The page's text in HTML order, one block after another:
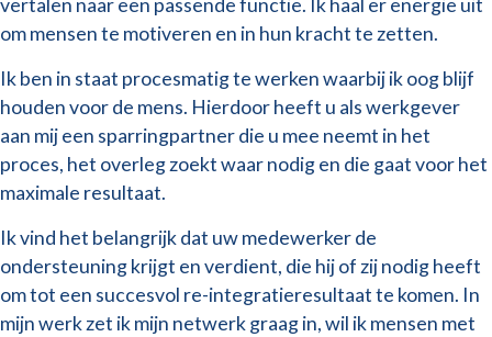
om mensen te motiveren en in hun kracht te zetten.
Ik ben in staat procesmatig te werken waarbij ik oog blijf
houden voor de mens. Hierdoor heeft u als werkgever
aan mij een sparringpartner die u mee neemt in het
proces, het overleg zoekt waar nodig en die gaat voor het
maximale resultaat.
Ik vind het belangrijk dat uw medewerker de
ondersteuning krijgt en verdient, die hij of zij nodig heeft
om tot een succesvol re-integratieresultaat te komen. In
mijn werk zet ik mijn netwerk graag in, wil ik mensen met